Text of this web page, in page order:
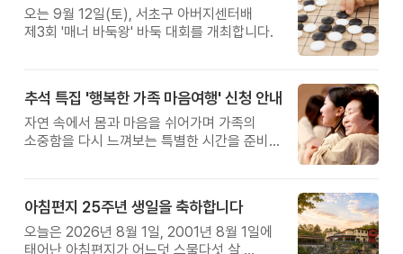
오는 9월 12일(토), 서초구 아버지센터배
제3회 '매너 바둑왕' 바둑 대회를 개최합니다.
추석 특집 '행복한 가족 마음여행' 신청 안내
자연 속에서 몸과 마음을 쉬어가며 가족의
소중함을 다시 느껴보는 특별한 시간을 준비해
아침편지 25주년 생일을 축하합니다
오늘은 2026년 8월 1일, 2001년 8월 1일에
태어난 아침편지가 어느덧 스물다섯 살,